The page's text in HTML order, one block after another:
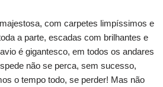
com carpetes limpíssimos e
a parte, escadas com brilhantes e
é gigantesco, em todos os andares
não se perca, sem sucesso,
o tempo todo, se perder! Mas não